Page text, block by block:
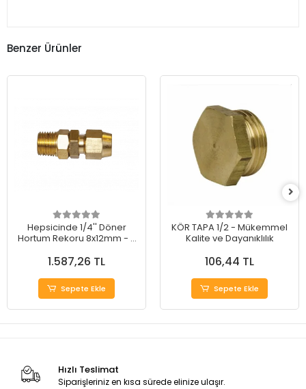
Benzer Ürünler
Hepsicinde 1/4'' Döner
Hortum Rekoru 8x12mm - 5
1.587,26 TL
Sepete Ekle
KÖR TAPA 1/2 - Mükemmel
Kalite ve Dayanıklılık
106,44 TL
Sepete Ekle
Hızlı Teslimat
Siparişleriniz en kısa sürede elinize ulaşır.